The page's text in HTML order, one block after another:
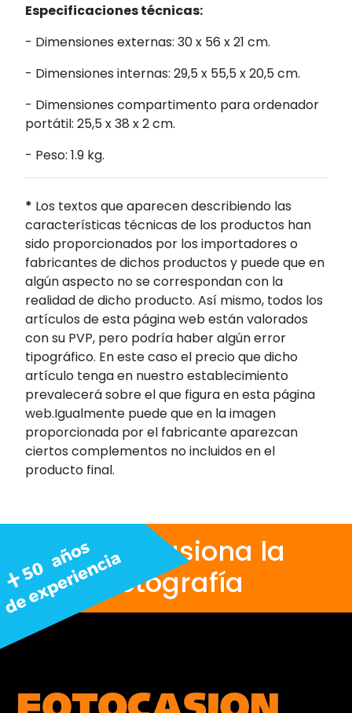
Especificaciones técnicas:
- Dimensiones externas: 30 x 56 x 21 cm.
- Dimensiones internas: 29,5 x 55,5 x 20,5 cm.
- Dimensiones compartimento para ordenador
portátil: 25,5 x 38 x 2 cm.
- Peso: 1.9 kg.
* Los textos que aparecen describiendo las
características técnicas de los productos han
sido proporcionados por los importadores o
fabricantes de dichos productos y puede que en
algún aspecto no se correspondan con la
realidad de dicho producto. Así mismo, todos los
artículos de esta página web están valorados
con su PVP, pero podría haber algún error
tipográfico. En este caso el precio que dicho
artículo tenga en nuestro establecimiento
prevalecerá sobre el que figura en esta página
web.Igualmente puede que en la imagen
proporcionada por el fabricante aparezcan
ciertos complementos no incluidos en el
producto final.
Nos apasiona la
fotografía